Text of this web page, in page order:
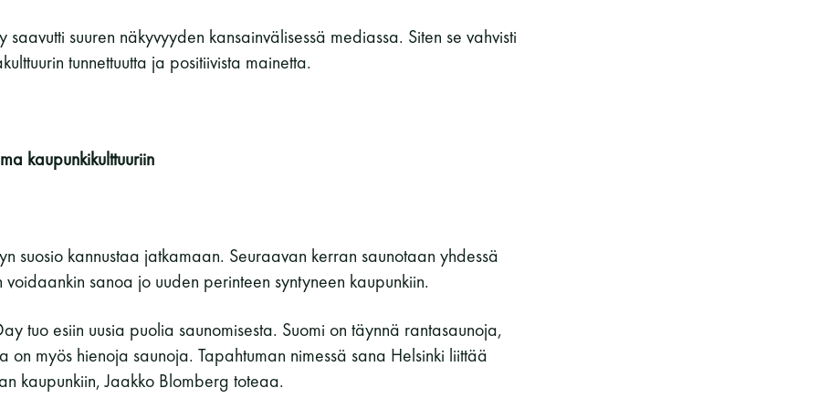
saavutti suuren näkyvyyden kansainvälisessä mediassa. Siten se vahvisti
tunnettuutta ja positiivista mainetta.
kaupunkikulttuuriin
suosio kannustaa jatkamaan. Seuraavan kerran saunotaan yhdessä
sanoa jo uuden perinteen syntyneen kaupunkiin.
tuo esiin uusia puolia saunomisesta. Suomi on täynnä rantasaunoja,
on myös hienoja saunoja. Tapahtuman nimessä sana Helsinki liittää
kaupunkiin, Jaakko Blomberg toteaa.